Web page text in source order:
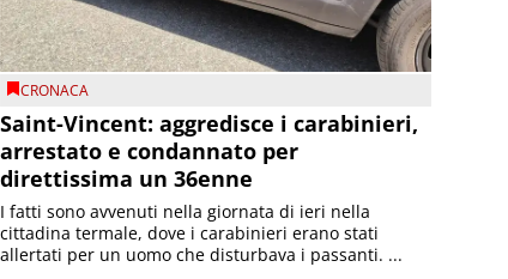
CRONACA
Saint-Vincent: aggredisce i carabinieri,
arrestato e condannato per
direttissima un 36enne
I fatti sono avvenuti nella giornata di ieri nella
cittadina termale, dove i carabinieri erano stati
allertati per un uomo che disturbava i passanti. ...